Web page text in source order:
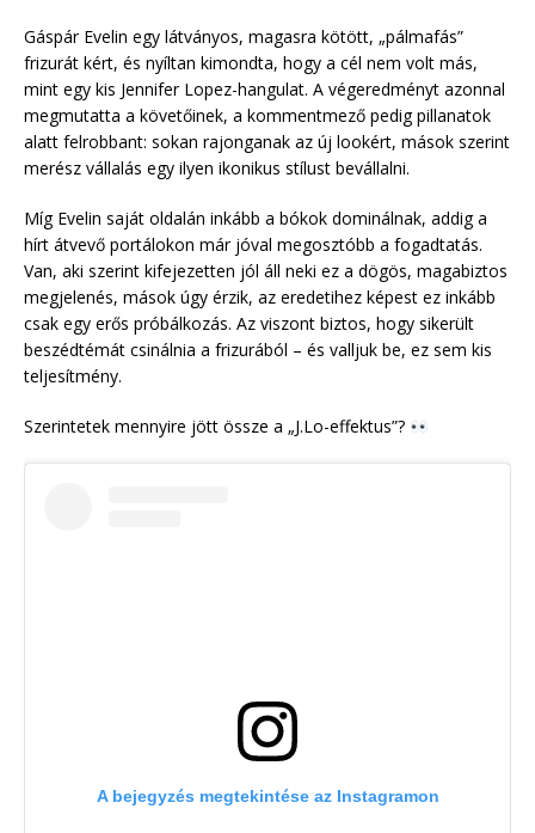
Gáspár Evelin egy látványos, magasra kötött, „pálmafás”
frizurát kért, és nyíltan kimondta, hogy a cél nem volt más,
mint egy kis Jennifer Lopez-hangulat. A végeredményt azonnal
megmutatta a követőinek, a kommentmező pedig pillanatok
alatt felrobbant: sokan rajonganak az új lookért, mások szerint
merész vállalás egy ilyen ikonikus stílust bevállalni.
Míg Evelin saját oldalán inkább a bókok dominálnak, addig a
hírt átvevő portálokon már jóval megosztóbb a fogadtatás.
Van, aki szerint kifejezetten jól áll neki ez a dögös, magabiztos
megjelenés, mások úgy érzik, az eredetihez képest ez inkább
csak egy erős próbálkozás. Az viszont biztos, hogy sikerült
beszédtémát csinálnia a frizurából – és valljuk be, ez sem kis
teljesítmény.
Szerintetek mennyire jött össze a „J.Lo-effektus”?
A bejegyzés megtekintése az Instagramon